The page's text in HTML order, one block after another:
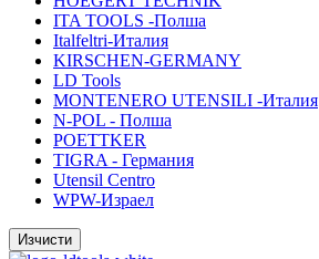
ITA TOOLS -Полша
Italfeltri-Италия
KIRSCHEN-GERMANY
LD Tools
MONTENERO UTENSILI -Италия
N-POL - Полша
POETTKER
TIGRA - Германия
Utensil Centro
WPW-Израел